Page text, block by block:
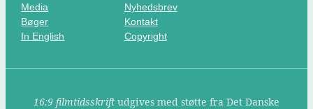
Media
Bøger
In English
Nyhedsbrev
Kontakt
Copyright
16:9 filmtidsskrift udgives med støtte fra Det Danske